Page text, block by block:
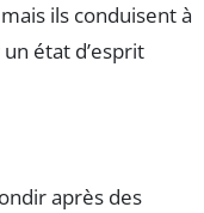
ils conduisent à
état d’esprit
après des